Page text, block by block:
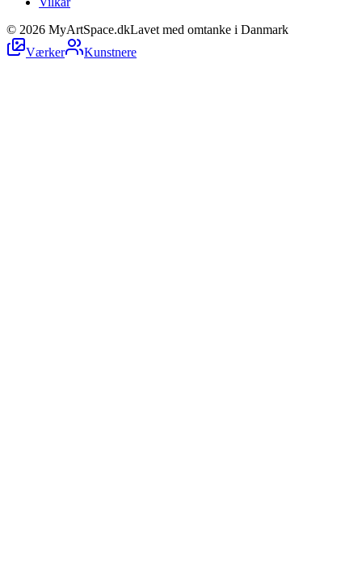
© 2026 MyArtSpace.dkLavet med omtanke i Danmark
Værker
Kunstnere